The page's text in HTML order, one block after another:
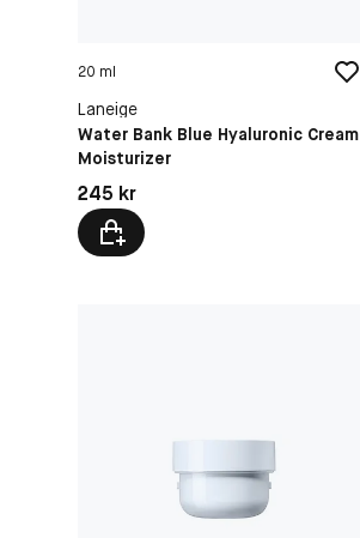
20 ml
Laneige
Water Bank Blue Hyaluronic Cream
Moisturizer
Pris: 245 kr
245 kr